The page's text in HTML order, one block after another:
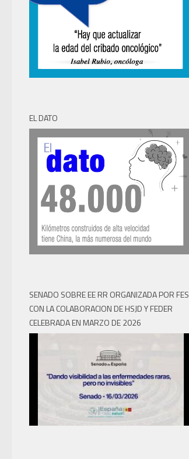
EL DATO
SENADO SOBRE EE RR ORGANIZADA POR FES
CON LA COLABORACION DE HSJD Y FEDER
CELEBRADA EN MARZO DE 2026